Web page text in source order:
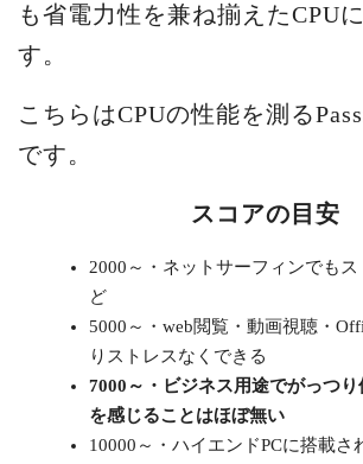
も省電力性を兼ね揃えたCPU
す。
こちらはCPUの性能を測る
です。
スコアの目安
2000～・ネットサーフィンでも
ど
5000～・web閲覧・動画視聴・
りストレスなくできる
7000～・ビジネス用途でがっつ
を感じることはほぼ無い
10000～・ハイエンドPCに搭載さ